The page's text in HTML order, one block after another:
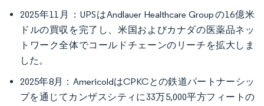
2025年11月：UPSはAndlauer Healthcare Groupの16億米
ドルの買収を完了し、米国およびカナダの医薬品ネッ
トワーク全体でコールドチェーンのリーチを拡大しま
した。
2025年8月：AmericoldはCPKCとの鉄道パートナーシッ
プを通じてカンザスシティに33万5,000平方フィートの